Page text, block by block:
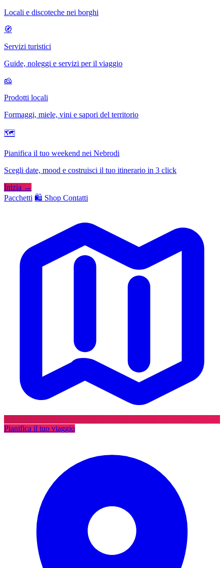
Locali e discoteche nei borghi
🧭
Servizi turistici
Guide, noleggi e servizi per il viaggio
🧀
Prodotti locali
Formaggi, miele, vini e sapori del territorio
🗺
Pianifica il tuo weekend nei Nebrodi
Scegli date, mood e costruisci il tuo itinerario in 3 click
Inizia →
Pacchetti 🛍️ Shop Contatti
Pianifica il tuo viaggio